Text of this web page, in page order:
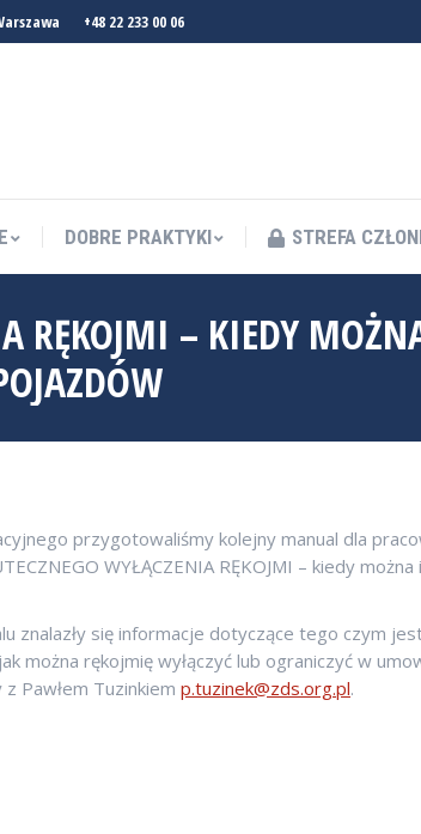
+48 22 233 00 06
DOBRE PRAKTYKI STREFA
RĘKOJMI – KIEDY
przygotowaliśmy kolejny manual dla
WYŁĄCZENIA RĘKOJMI – kiedy można
znalazły się informacje dotyczące tego czym
można rękojmię wyłączyć lub ograniczyć w
Pawłem Tuzinkiem p.tuzinek@zds.org.pl.
DOBRE PRAKTYKI STREFA